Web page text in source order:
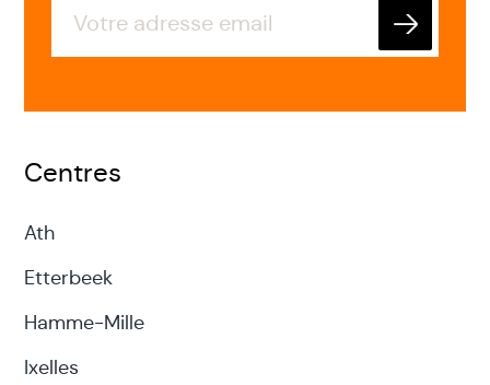
Centres
Ath
Etterbeek
Hamme-Mille
Ixelles